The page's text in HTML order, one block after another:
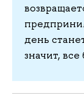
день
значит, все